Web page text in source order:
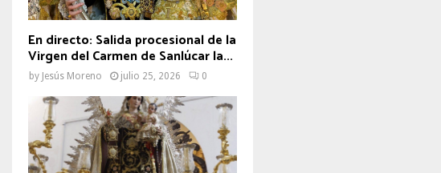
En directo: Salida procesional de la
Virgen del Carmen de Sanlúcar la...
by Jesús Moreno julio 25, 2026 0